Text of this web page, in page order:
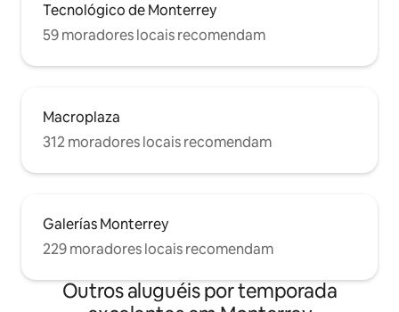
Tecnológico de Monterrey
59 moradores locais recomendam
Macroplaza
312 moradores locais recomendam
Galerías Monterrey
229 moradores locais recomendam
Outros aluguéis por temporada